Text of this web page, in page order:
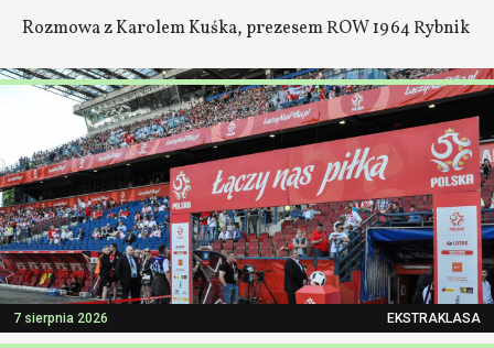
Rozmowa z Karolem Kuśka, prezesem ROW 1964 Rybnik
7 sierpnia 2026 EKSTRAKLASA